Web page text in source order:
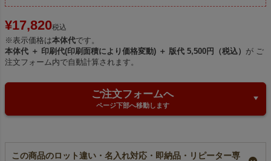
¥17,820税込
※表示価格は本体代です。
本体代 ＋ 印刷代(印刷面積により価格変動) ＋ 版代 5,500円（税込） が ご
注文フォーム内で自動計算されます。
ご注文フォームへ
ページ下部へ移動します
この商品のロット違い・名入れ対応・即納品・リピーター専